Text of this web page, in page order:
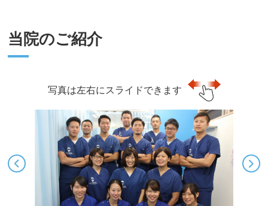
当院のご紹介
写真は左右にスライドできます